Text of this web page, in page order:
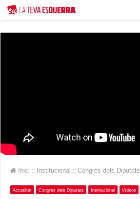
Inici :: Institucional :: Congrés dels Diputats
Actualitat Congrés dels Diputats Institucional Vídeos